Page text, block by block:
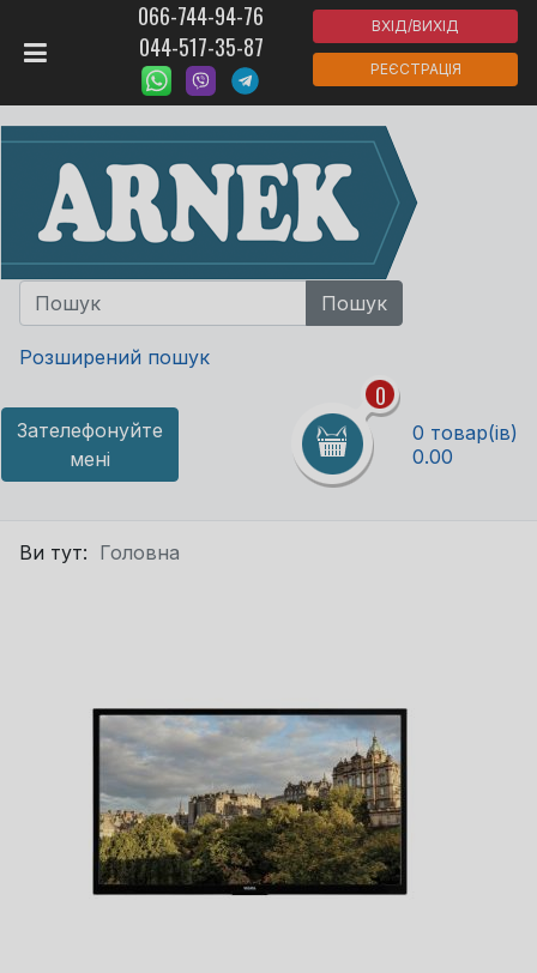
066-744-94-76
044-517-35-87
ВХІД/ВИХІД
РЕЄСТРАЦІЯ
Розширений пошук
Зателефонуйте
мені
0
0 товар(ів)
0.00
Ви тут: Головна